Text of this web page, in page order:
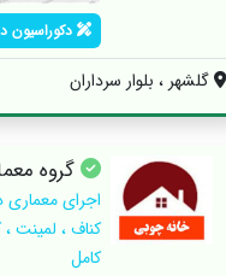
دکوراسیون
گلشهر ، بلوار سرداران
گروه‌
اجرای معماری
کناف ، لمینت
کامل